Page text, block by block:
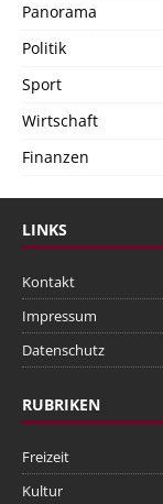
Panorama
Politik
Sport
Wirtschaft
Finanzen
LINKS
Kontakt
Impressum
Datenschutz
RUBRIKEN
Freizeit
Kultur